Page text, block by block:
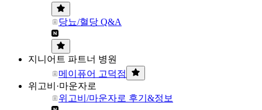
당뇨/혈당 Q&A
지니어트 파트너 병원
메이퓨어 고덕점
위고비·마운자로
위고비/마운자로 후기&정보